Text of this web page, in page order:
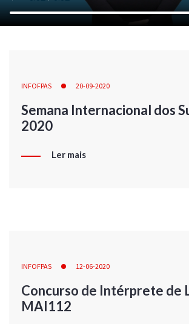
INFOFPAS 20-09-2020
Semana Internacional dos
2020
Ler mais
INFOFPAS 12-06-2020
Concurso de Intérprete de
MAI112